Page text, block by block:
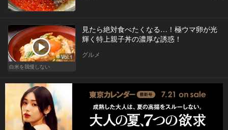
Vol.1
白米を我慢しない
見たら絶対食べたくなる…！極ウマ卵が光
輝く特上親子丼の濃厚な誘惑！
グルメ